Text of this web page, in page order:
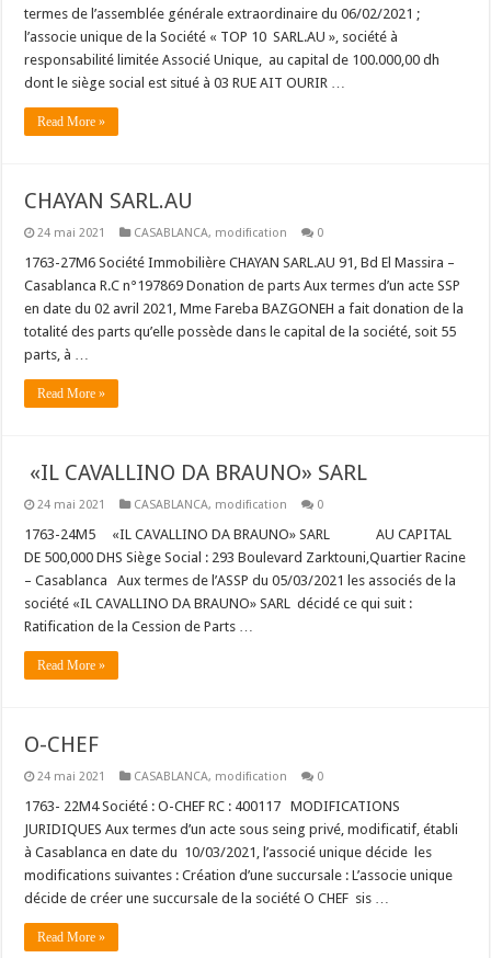
termes de l’assemblée générale extraordinaire du 06/02/2021 ;
l’associe unique de la Société « TOP 10 SARL.AU », société à
responsabilité limitée Associé Unique, au capital de 100.000,00 dh
dont le siège social est situé à 03 RUE AIT OURIR …
Read More »
CHAYAN SARL.AU
24 mai 2021 CASABLANCA, modification 0
1763-27M6 Société Immobilière CHAYAN SARL.AU 91, Bd El Massira –
Casablanca R.C n°197869 Donation de parts Aux termes d’un acte SSP
en date du 02 avril 2021, Mme Fareba BAZGONEH a fait donation de la
totalité des parts qu’elle possède dans le capital de la société, soit 55
parts, à …
Read More »
«IL CAVALLINO DA BRAUNO» SARL
24 mai 2021 CASABLANCA, modification 0
1763-24M5 «IL CAVALLINO DA BRAUNO» SARL AU CAPITAL
DE 500,000 DHS Siège Social : 293 Boulevard Zarktouni,Quartier Racine
– Casablanca Aux termes de l’ASSP du 05/03/2021 les associés de la
société «IL CAVALLINO DA BRAUNO» SARL décidé ce qui suit :
Ratification de la Cession de Parts …
Read More »
O-CHEF
24 mai 2021 CASABLANCA, modification 0
1763- 22M4 Société : O-CHEF RC : 400117 MODIFICATIONS
JURIDIQUES Aux termes d’un acte sous seing privé, modificatif, établi
à Casablanca en date du 10/03/2021, l’associé unique décide les
modifications suivantes : Création d’une succursale : L’associe unique
décide de créer une succursale de la société O CHEF sis …
Read More »